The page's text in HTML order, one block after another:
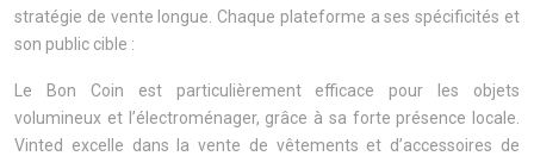
stratégie de vente longue. Chaque plateforme a ses spécificités et
son public cible :
Le Bon Coin est particulièrement efficace pour les objets
volumineux et l’électroménager, grâce à sa forte présence locale.
Vinted excelle dans la vente de vêtements et d’accessoires de